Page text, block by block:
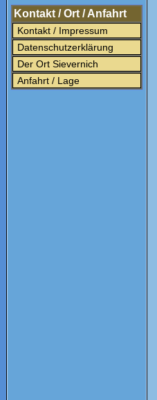
Kontakt / Ort / Anfahrt
Kontakt / Impressum
Datenschutzerklärung
Der Ort Sievernich
Anfahrt / Lage